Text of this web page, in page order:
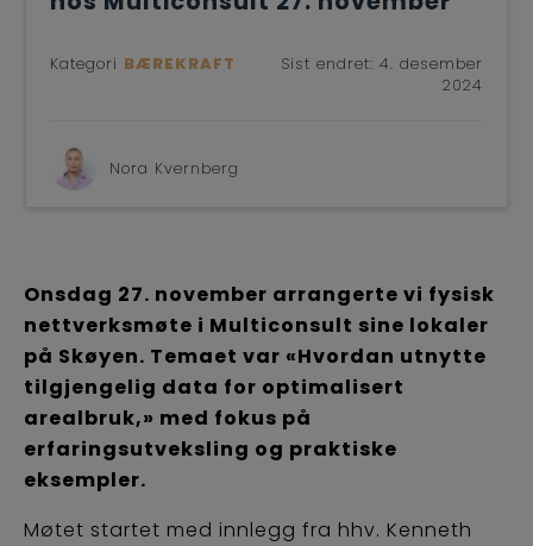
Kategori BÆREKRAFT Sist endret: 4. desember
2024
Nora Kvernberg
Onsdag 27. november arrangerte vi fysisk
nettverksmøte i Multiconsult sine lokaler
på Skøyen. Temaet var «Hvordan utnytte
tilgjengelig data for optimalisert
arealbruk,» med fokus på
erfaringsutveksling og praktiske
eksempler.
Møtet startet med innlegg fra hhv. Kenneth